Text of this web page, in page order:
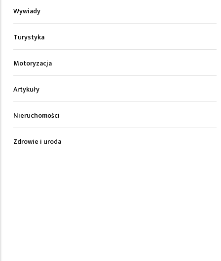
Wywiady
Turystyka
Motoryzacja
Artykuły
Nieruchomości
Zdrowie i uroda